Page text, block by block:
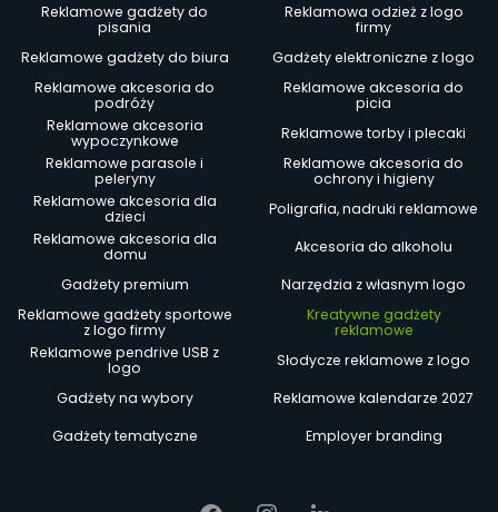
Reklamowe gadżety do
pisania
Reklamowa odzież z logo
firmy
Reklamowe gadżety do biura
Gadżety elektroniczne z logo
Reklamowe akcesoria do
podróży
Reklamowe akcesoria do
picia
Reklamowe akcesoria
wypoczynkowe
Reklamowe torby i plecaki
Reklamowe parasole i
peleryny
Reklamowe akcesoria do
ochrony i higieny
Reklamowe akcesoria dla
dzieci
Poligrafia, nadruki reklamowe
Reklamowe akcesoria dla
domu
Akcesoria do alkoholu
Gadżety premium
Narzędzia z własnym logo
Reklamowe gadżety sportowe
z logo firmy
Kreatywne gadżety
reklamowe
Reklamowe pendrive USB z
logo
Słodycze reklamowe z logo
Gadżety na wybory
Reklamowe kalendarze 2027
Gadżety tematyczne
Employer branding